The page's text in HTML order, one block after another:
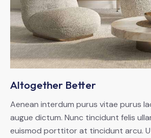
Altogether Better
Aenean interdum purus vitae purus
augue dictum. Nunc tincidunt felis
euismod porttitor at tincidunt arcu.